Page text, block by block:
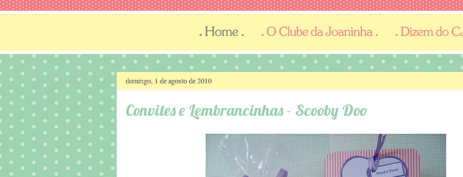
domingo, 1 de agosto de 2010
Convites e Lembrancinhas - Scooby Doo